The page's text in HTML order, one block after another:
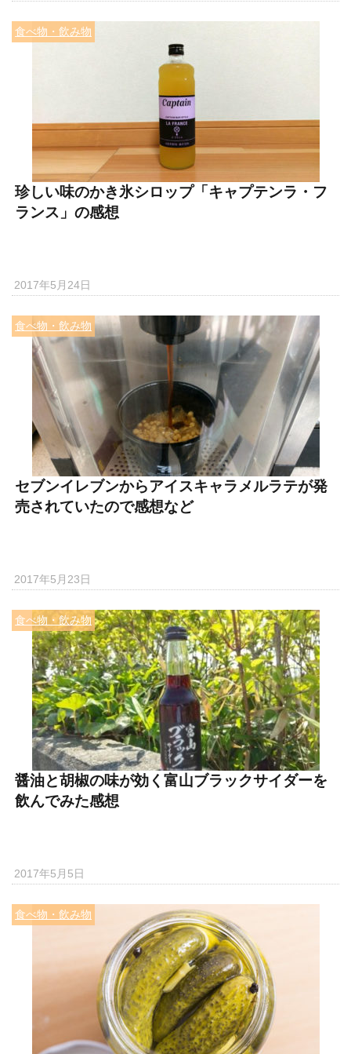
食べ物・飲み物
珍しい味のかき氷シロップ「キャプテンラ・フ
ランス」の感想
2017年5月24日
食べ物・飲み物
セブンイレブンからアイスキャラメルラテが発
売されていたので感想など
2017年5月23日
食べ物・飲み物
醤油と胡椒の味が効く富山ブラックサイダーを
飲んでみた感想
2017年5月5日
食べ物・飲み物